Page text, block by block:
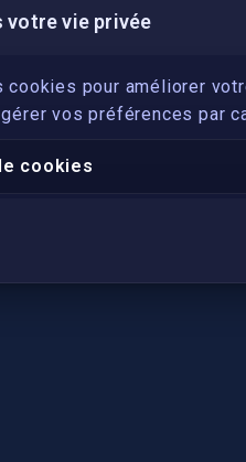
votre vie privée
cookies pour améliorer
vos préférences par
cookies